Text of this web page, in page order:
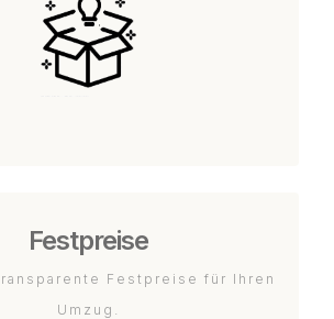
Festpreise
Festpreise für Ihren
Umzug.